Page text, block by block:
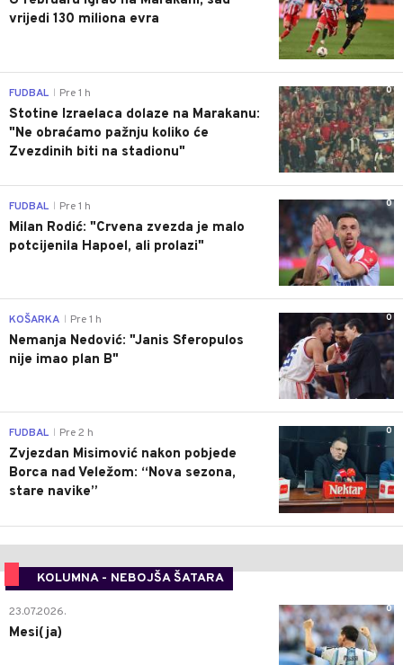
vrijedi 130 miliona evra
0
FUDBAL Pre 1 h
Stotine Izraelaca dolaze na Marakanu:
"Ne obraćamo pažnju koliko će
Zvezdinih biti na stadionu"
0
FUDBAL Pre 1 h
Milan Rodić: "Crvena zvezda je malo
potcijenila Hapoel, ali prolazi"
0
KOŠARKA Pre 1 h
Nemanja Nedović: "Janis Sferopulos
nije imao plan B"
0
FUDBAL Pre 2 h
Zvjezdan Misimović nakon pobjede
Borca nad Veležom: “Nova sezona,
stare navike”
KOLUMNA - NEBOJŠA ŠATARA
0
23.07.2026.
Mesi(ja)